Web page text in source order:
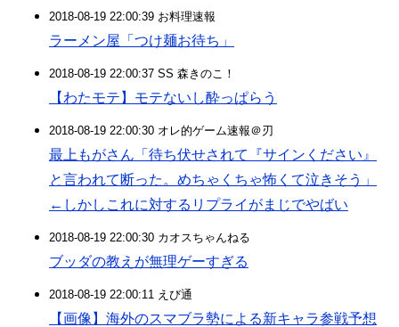
2018-08-19 22:00:39 お料理速報
ラーメン屋「つけ麺お待ち」
2018-08-19 22:00:37 SS 森きのこ！
【わたモテ】モテないし酔っぱらう
2018-08-19 22:00:30 オレ的ゲーム速報＠刃
最上もがさん「待ち伏せされて『サインください』
と言われて断った。めちゃくちゃ怖くて泣きそう」
←しかしこれに対するリプライがまじでやばい
2018-08-19 22:00:30 カオスちゃんねる
ブッダの教えが無理ゲーすぎる
2018-08-19 22:00:11 えび通
【画像】海外のスマブラ勢による新キャラ参戦予想